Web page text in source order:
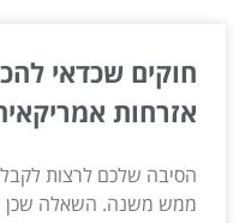
חוקים שכדאי
אזרחות
הסיבה שלכם לרצות
ממש משנה. השאלה שכן